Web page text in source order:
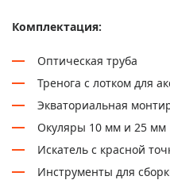
Комплектация:
Оптическая труба
Тренога с лотком для
Экваториальная
Окуляры 10 мм и 25 мм
Искатель с красной
Инструменты для